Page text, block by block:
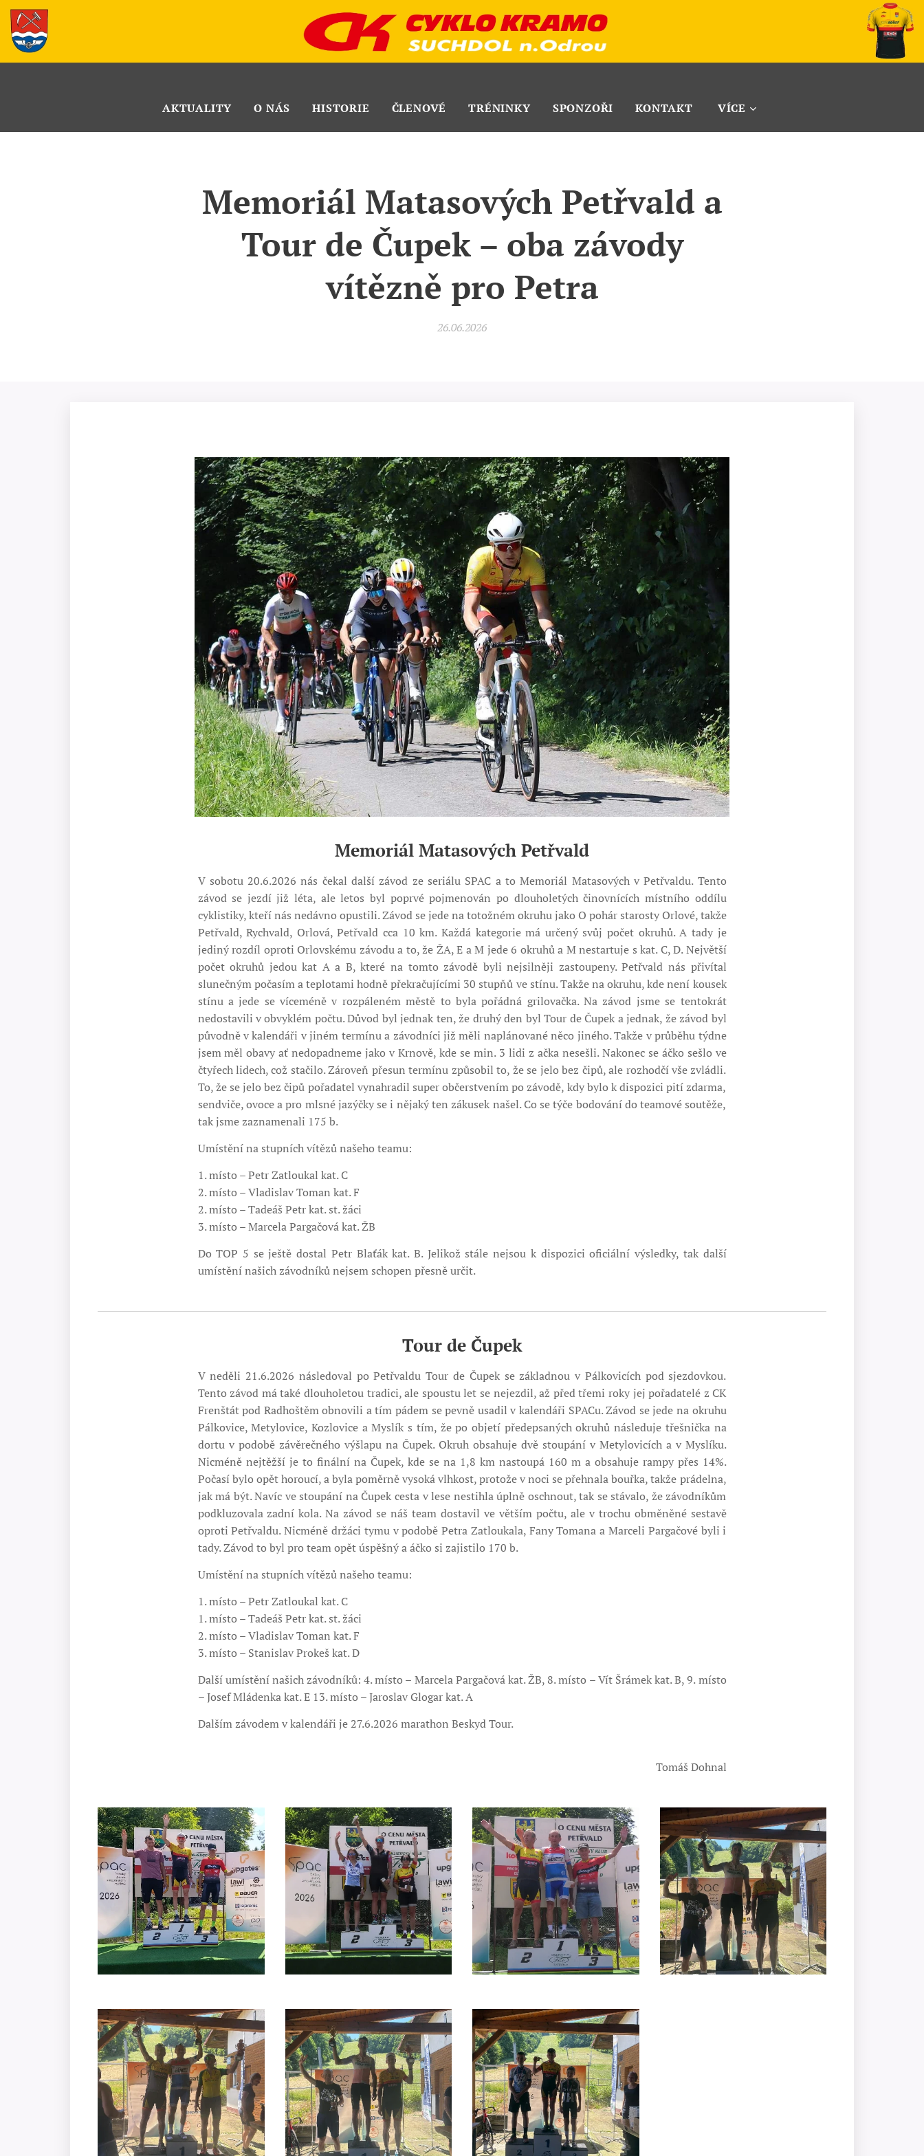
AKTUALITY O NÁS HISTORIE ČLENOVÉ TRÉNINKY SPONZOŘI KONTAKT VÍCE
Memoriál Matasových Petřvald a
Tour de Čupek – oba závody
vítězně pro Petra
26.06.2026
Memoriál Matasových Petřvald
V sobotu 20.6.2026 nás čekal další závod ze seriálu SPAC a to Memoriál Matasových v Petřvaldu. Tento
závod se jezdí již léta, ale letos byl poprvé pojmenován po dlouholetých činovnících místního oddílu
cyklistiky, kteří nás nedávno opustili. Závod se jede na totožném okruhu jako O pohár starosty Orlové, takže
Petřvald, Rychvald, Orlová, Petřvald cca 10 km. Každá kategorie má určený svůj počet okruhů. A tady je
jediný rozdíl oproti Orlovskému závodu a to, že ŽA, E a M jede 6 okruhů a M nestartuje s kat. C, D. Největší
počet okruhů jedou kat A a B, které na tomto závodě byli nejsilněji zastoupeny. Petřvald nás přivítal
slunečným počasím a teplotami hodně překračujícími 30 stupňů ve stínu. Takže na okruhu, kde není kousek
stínu a jede se víceméně v rozpáleném městě to byla pořádná grilovačka. Na závod jsme se tentokrát
nedostavili v obvyklém počtu. Důvod byl jednak ten, že druhý den byl Tour de Čupek a jednak, že závod byl
původně v kalendáři v jiném termínu a závodníci již měli naplánované něco jiného. Takže v průběhu týdne
jsem měl obavy ať nedopadneme jako v Krnově, kde se min. 3 lidi z ačka nesešli. Nakonec se áčko sešlo ve
čtyřech lidech, což stačilo. Zároveň přesun termínu způsobil to, že se jelo bez čipů, ale rozhodčí vše zvládli.
To, že se jelo bez čipů pořadatel vynahradil super občerstvením po závodě, kdy bylo k dispozici pití zdarma,
sendviče, ovoce a pro mlsné jazýčky se i nějaký ten zákusek našel. Co se týče bodování do teamové soutěže,
tak jsme zaznamenali 175 b.
Umístění na stupních vítězů našeho teamu:
1. místo – Petr Zatloukal kat. C
2. místo – Vladislav Toman kat. F
2. místo – Tadeáš Petr kat. st. žáci
3. místo – Marcela Pargačová kat. ŽB
Do TOP 5 se ještě dostal Petr Blaťák kat. B. Jelikož stále nejsou k dispozici oficiální výsledky, tak další
umístění našich závodníků nejsem schopen přesně určit.
Tour de Čupek
V neděli 21.6.2026 následoval po Petřvaldu Tour de Čupek se základnou v Pálkovicích pod sjezdovkou.
Tento závod má také dlouholetou tradici, ale spoustu let se nejezdil, až před třemi roky jej pořadatelé z CK
Frenštát pod Radhoštěm obnovili a tím pádem se pevně usadil v kalendáři SPACu. Závod se jede na okruhu
Pálkovice, Metylovice, Kozlovice a Myslík s tím, že po objetí předepsaných okruhů následuje třešnička na
dortu v podobě závěrečného výšlapu na Čupek. Okruh obsahuje dvě stoupání v Metylovicích a v Myslíku.
Nicméně nejtěžší je to finální na Čupek, kde se na 1,8 km nastoupá 160 m a obsahuje rampy přes 14%.
Počasí bylo opět horoucí, a byla poměrně vysoká vlhkost, protože v noci se přehnala bouřka, takže prádelna,
jak má být. Navíc ve stoupání na Čupek cesta v lese nestihla úplně oschnout, tak se stávalo, že závodníkům
podkluzovala zadní kola. Na závod se náš team dostavil ve větším počtu, ale v trochu obměněné sestavě
oproti Petřvaldu. Nicméně držáci tymu v podobě Petra Zatloukala, Fany Tomana a Marceli Pargačové byli i
tady. Závod to byl pro team opět úspěšný a áčko si zajistilo 170 b.
Umístění na stupních vítězů našeho teamu:
1. místo – Petr Zatloukal kat. C
1. místo – Tadeáš Petr kat. st. žáci
2. místo – Vladislav Toman kat. F
3. místo – Stanislav Prokeš kat. D
Další umístění našich závodníků: 4. místo – Marcela Pargačová kat. ŽB, 8. místo – Vít Šrámek kat. B, 9. místo
– Josef Mládenka kat. E 13. místo – Jaroslav Glogar kat. A
Dalším závodem v kalendáři je 27.6.2026 marathon Beskyd Tour.
Tomáš Dohnal